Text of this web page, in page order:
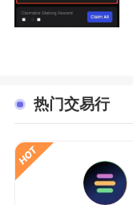
热门交易行